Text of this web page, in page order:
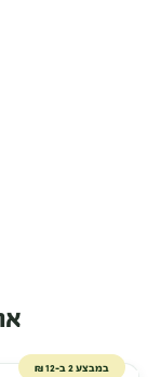
במבצע 2 ב-12 ₪